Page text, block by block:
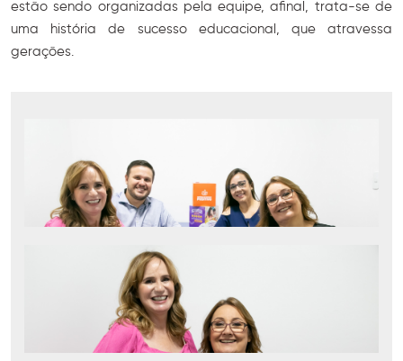
estão sendo organizadas pela equipe, afinal, trata-se de
uma história de sucesso educacional, que atravessa
gerações.